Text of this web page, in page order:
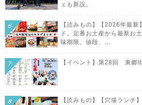
ェも新設。
【読みもの】【2026年最新
ド。定番お土産から最新お
味期限、値段、...
【イベント】第28回 東郷
【読みもの】【穴場ランチ